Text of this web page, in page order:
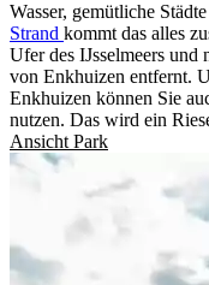
Wasser, gemütliche
Strand kommt das alles
Ufer des IJsselmeers
von Enkhuizen entfernt.
Enkhuizen können Sie
nutzen. Das wird ein
Ansicht Park